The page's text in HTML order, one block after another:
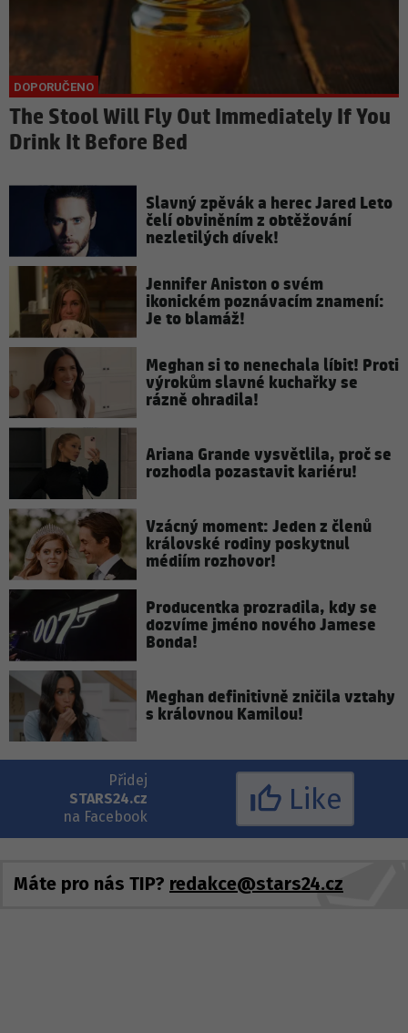
The Stool Will Fly Out Immediately If You
Drink It Before Bed
Slavný zpěvák a herec Jared Leto
čelí obviněním z obtěžování
nezletilých dívek!
Jennifer Aniston o svém
ikonickém poznávacím znamení:
Je to blamáž!
Meghan si to nenechala líbit! Proti
výrokům slavné kuchařky se
rázně ohradila!
Ariana Grande vysvětlila, proč se
rozhodla pozastavit kariéru!
Vzácný moment: Jeden z členů
královské rodiny poskytnul
médiím rozhovor!
Producentka prozradila, kdy se
dozvíme jméno nového Jamese
Bonda!
Meghan definitivně zničila vztahy
s královnou Kamilou!
Přidej
STARS24.cz
na Facebook
Like
Máte pro nás TIP? redakce@stars24.cz